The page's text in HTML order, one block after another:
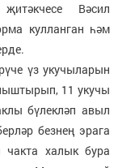
Вәсил
кулланган һәм
үз укучыларын
11 укучы
бүлекләп авыл
безнең эрага
халык бура